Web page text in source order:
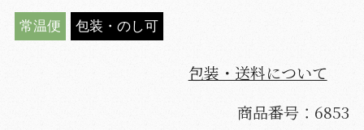
常温便 包装・のし可
包装・送料について
商品番号：6853